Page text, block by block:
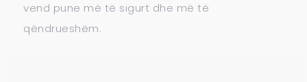
vend pune më të sigurt dhe më të
qëndrueshëm.